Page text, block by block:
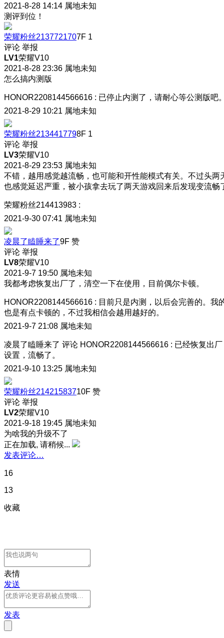
2021-8-28 14:14 属地未知
测评到位！
荣耀粉丝2137721707F 1
评论 举报
LV1荣耀V10
2021-8-28 23:36 属地未知
怎么搞内测版
HONOR2208144566616 : 已停止内测了，请耐心等公测版吧
2021-8-29 10:21 属地未知
荣耀粉丝2134417798F 1
评论 举报
LV3荣耀V10
2021-8-29 23:53 属地未知
不错，越用感觉越流畅，也可能和开性能模式有关。不过头两
也感觉延迟严重，被小孩拿去玩了两天游戏回来后发现变流畅
荣耀粉丝214413983 :
2021-9-30 07:41 属地未知
凌晨了瞌睡来了9F 赞
评论 举报
LV8荣耀V10
2021-9-7 19:50 属地未知
我都考虑恢复出厂了，清空一下在使用，目前偶尔卡顿。
HONOR2208144566616 : 目前只是内测，以后会完善的。我
也是有点卡顿的，不过我相信会越用越好的。
2021-9-7 21:08 属地未知
凌晨了瞌睡来了 评论 HONOR2208144566616 : 已经恢复出厂
设置，流畅了。
2021-9-10 13:25 属地未知
荣耀粉丝21421583710F 赞
评论 举报
LV2荣耀V10
2021-9-18 19:45 属地未知
为啥我的升级不了
正在加载, 请稍候...
发表评论…
16
13
收藏
表情
发送
发表